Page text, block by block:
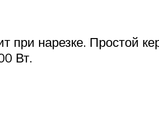
при нарезке. Простой
Вт.